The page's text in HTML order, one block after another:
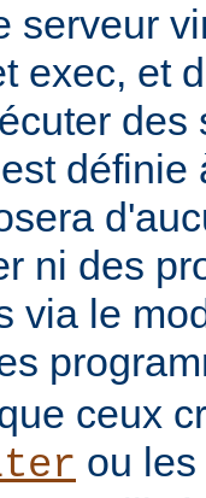
serveur
exec, et
ni des
via le
ceux
ou